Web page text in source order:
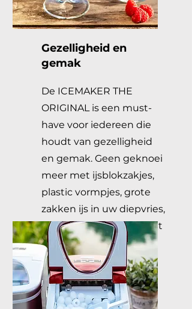
Gezelligheid en
gemak
De ICEMAKER THE
ORIGINAL is een must-
have voor iedereen die
houdt van gezelligheid
en gemak. Geen geknoei
meer met ijsblokzakjes,
plastic vormpjes, grote
zakken ijs in uw diepvries,
of een dure koelkast met
ijsblokjesdispenser.